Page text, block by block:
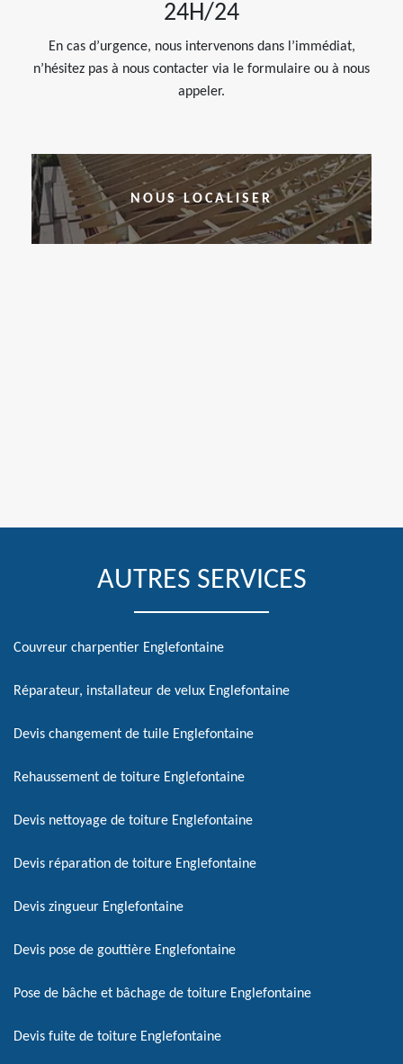
24H/24
En cas d’urgence, nous intervenons dans l’immédiat,
n’hésitez pas à nous contacter via le formulaire ou à nous
appeler.
NOUS LOCALISER
AUTRES SERVICES
Couvreur charpentier Englefontaine
Réparateur, installateur de velux Englefontaine
Devis changement de tuile Englefontaine
Rehaussement de toiture Englefontaine
Devis nettoyage de toiture Englefontaine
Devis réparation de toiture Englefontaine
Devis zingueur Englefontaine
Devis pose de gouttière Englefontaine
Pose de bâche et bâchage de toiture Englefontaine
Devis fuite de toiture Englefontaine